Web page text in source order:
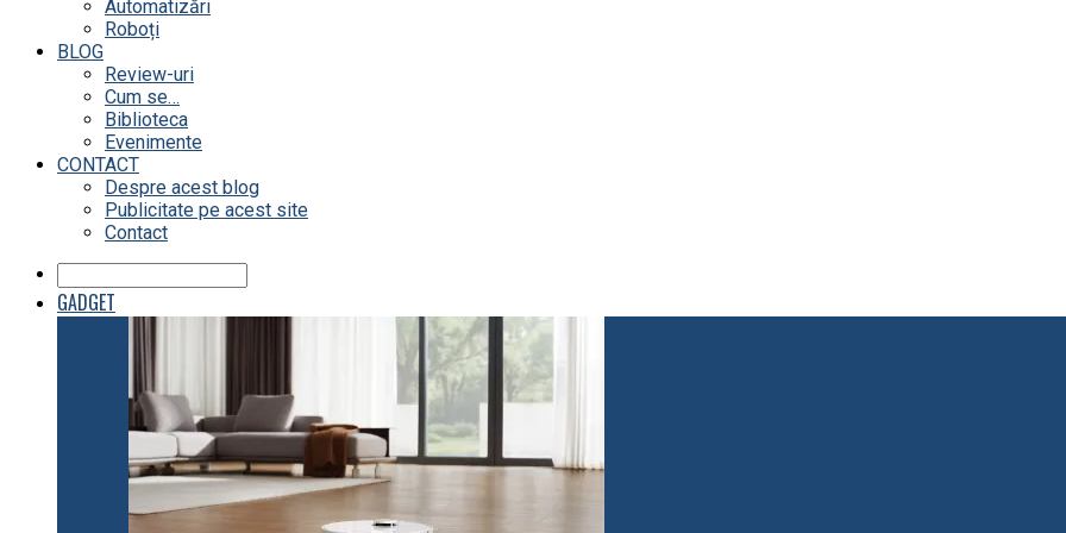
Automatizări
Roboți
BLOG
Review-uri
Cum se…
Biblioteca
Evenimente
CONTACT
Despre acest blog
Publicitate pe acest site
Contact
GADGET